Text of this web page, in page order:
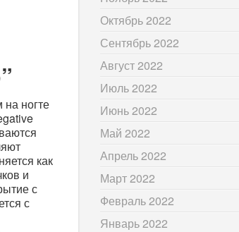
на ногте
как
и
с
с
Октябрь 2022
Сентябрь 2022
Август 2022
Июль 2022
Июнь 2022
Май 2022
Апрель 2022
Март 2022
Февраль 2022
Январь 2022